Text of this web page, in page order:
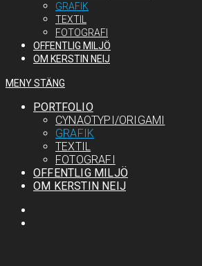
GRAFIK
TEXTIL
FOTOGRAFI
OFFENTLIG MILJÖ
OM KERSTIN NEIJ
MENYSTÄNG
PORTFOLIO
CYNAOTYPI/ORIGAMI
GRAFIK
TEXTIL
FOTOGRAFI
OFFENTLIG MILJÖ
OM KERSTIN NEIJ